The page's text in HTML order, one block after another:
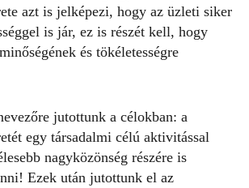
azt is jelképezi, hogy az üzleti siker
is jár, ez is részét kell, hogy
és tökéletességre
jutottunk a célokban: a
egy társadalmi célú aktivitással
nagyközönség részére is
Ezek után jutottunk el az